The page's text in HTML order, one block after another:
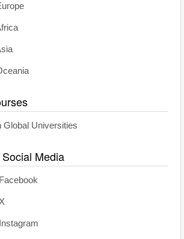
Global Universities
Media